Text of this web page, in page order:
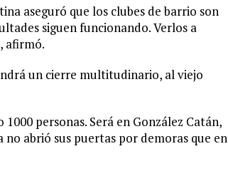
aseguró que los clubes de barrio son
siguen funcionando. Verlos a
afirmó.
un cierre multitudinario, al viejo
personas. Será en González Catán,
abrió sus puertas por demoras que en